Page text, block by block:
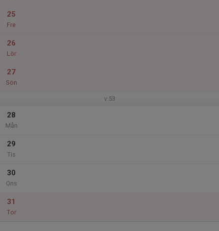
25
Fre
26
Lör
27
Sön
v.53
28
Mån
29
Tis
30
Ons
31
Tor